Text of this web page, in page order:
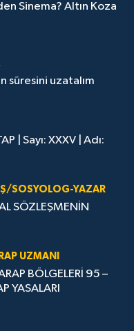
Sinema? Altın Koza
süresini uzatalım
| Sayı: XXXV | Adı:
SOSYOLOG-YAZAR
SÖZLEŞMENİN
UZMANI
BÖLGELERİ 95 –
YASALARI